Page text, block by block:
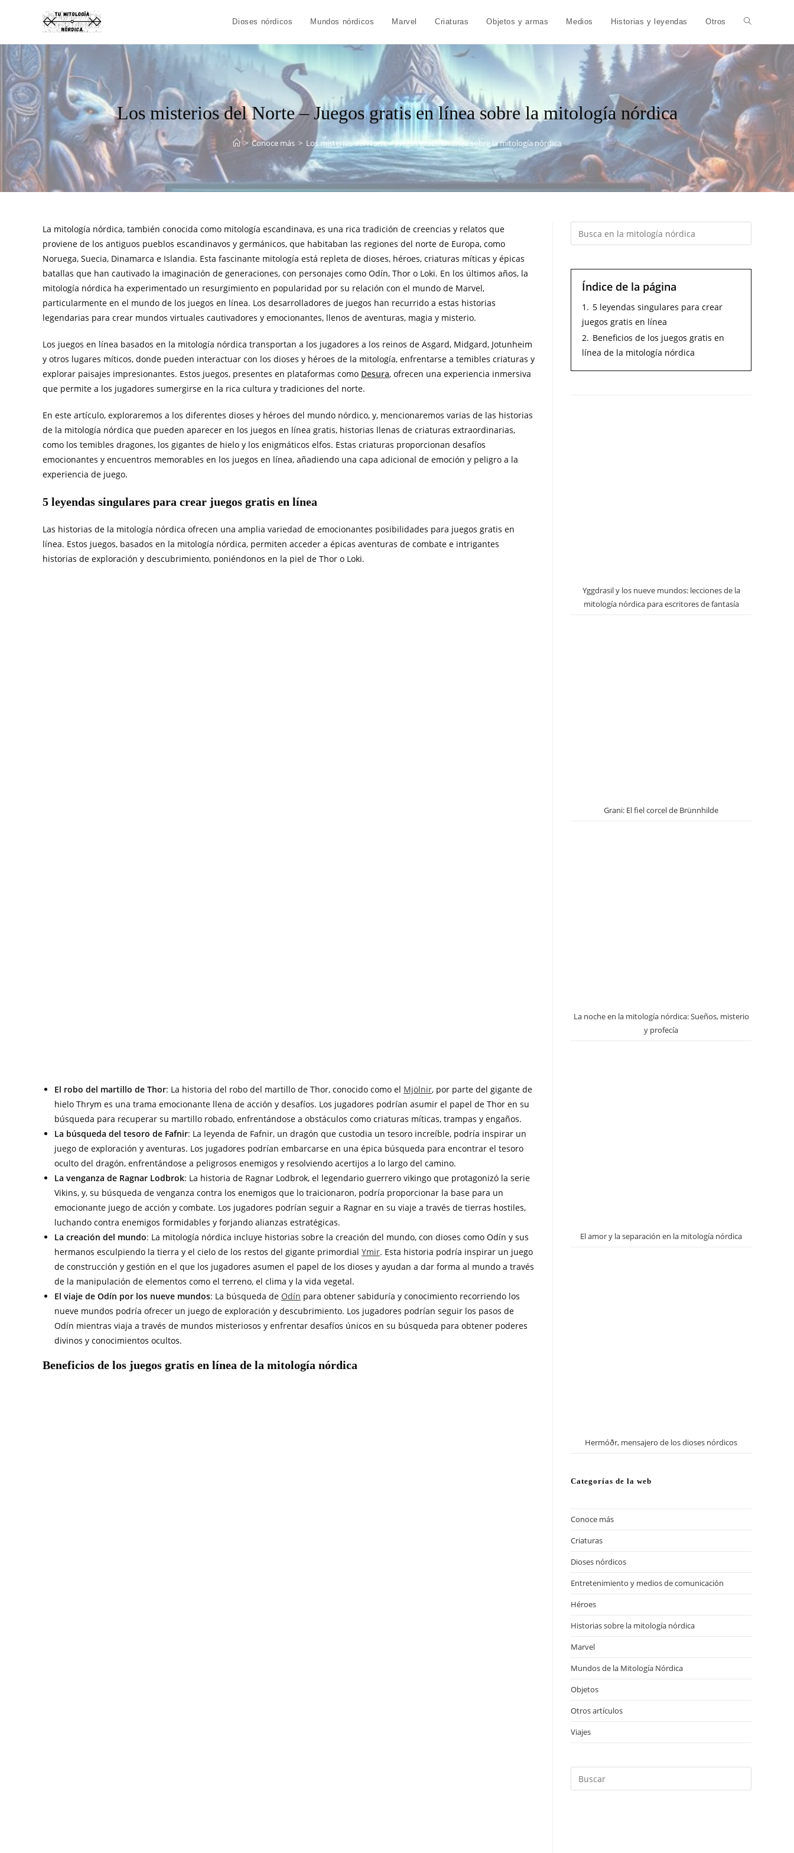
Dioses nórdicos Mundos nórdicos Marvel Criaturas Objetos y armas Medios Historias y leyendas Otros
Los misterios del Norte – Juegos gratis en línea sobre la mitología nórdica
> Conoce más > Los misterios del Norte – Juegos gratis en línea sobre la mitología nórdica
La mitología nórdica, también conocida como mitología escandinava, es una rica tradición de creencias y relatos que
proviene de los antiguos pueblos escandinavos y germánicos, que habitaban las regiones del norte de Europa, como
Noruega, Suecia, Dinamarca e Islandia. Esta fascinante mitología está repleta de dioses, héroes, criaturas míticas y épicas
batallas que han cautivado la imaginación de generaciones, con personajes como Odín, Thor o Loki. En los últimos años, la
mitología nórdica ha experimentado un resurgimiento en popularidad por su relación con el mundo de Marvel,
particularmente en el mundo de los juegos en línea. Los desarrolladores de juegos han recurrido a estas historias
legendarias para crear mundos virtuales cautivadores y emocionantes, llenos de aventuras, magia y misterio.
Los juegos en línea basados en la mitología nórdica transportan a los jugadores a los reinos de Asgard, Midgard, Jotunheim
y otros lugares míticos, donde pueden interactuar con los dioses y héroes de la mitología, enfrentarse a temibles criaturas y
explorar paisajes impresionantes. Estos juegos, presentes en plataformas como Desura, ofrecen una experiencia inmersiva
que permite a los jugadores sumergirse en la rica cultura y tradiciones del norte.
En este artículo, exploraremos a los diferentes dioses y héroes del mundo nórdico, y, mencionaremos varias de las historias
de la mitología nórdica que pueden aparecer en los juegos en línea gratis, historias llenas de criaturas extraordinarias,
como los temibles dragones, los gigantes de hielo y los enigmáticos elfos. Estas criaturas proporcionan desafíos
emocionantes y encuentros memorables en los juegos en línea, añadiendo una capa adicional de emoción y peligro a la
experiencia de juego.
5 leyendas singulares para crear juegos gratis en línea
Las historias de la mitología nórdica ofrecen una amplia variedad de emocionantes posibilidades para juegos gratis en
línea. Estos juegos, basados en la mitología nórdica, permiten acceder a épicas aventuras de combate e intrigantes
historias de exploración y descubrimiento, poniéndonos en la piel de Thor o Loki.
El robo del martillo de Thor: La historia del robo del martillo de Thor, conocido como el Mjölnir, por parte del gigante de
hielo Thrym es una trama emocionante llena de acción y desafíos. Los jugadores podrían asumir el papel de Thor en su
búsqueda para recuperar su martillo robado, enfrentándose a obstáculos como criaturas míticas, trampas y engaños.
La búsqueda del tesoro de Fafnir: La leyenda de Fafnir, un dragón que custodia un tesoro increíble, podría inspirar un
juego de exploración y aventuras. Los jugadores podrían embarcarse en una épica búsqueda para encontrar el tesoro
oculto del dragón, enfrentándose a peligrosos enemigos y resolviendo acertijos a lo largo del camino.
La venganza de Ragnar Lodbrok: La historia de Ragnar Lodbrok, el legendario guerrero vikingo que protagonizó la serie
Vikins, y, su búsqueda de venganza contra los enemigos que lo traicionaron, podría proporcionar la base para un
emocionante juego de acción y combate. Los jugadores podrían seguir a Ragnar en su viaje a través de tierras hostiles,
luchando contra enemigos formidables y forjando alianzas estratégicas.
La creación del mundo: La mitología nórdica incluye historias sobre la creación del mundo, con dioses como Odín y sus
hermanos esculpiendo la tierra y el cielo de los restos del gigante primordial Ymir. Esta historia podría inspirar un juego
de construcción y gestión en el que los jugadores asumen el papel de los dioses y ayudan a dar forma al mundo a través
de la manipulación de elementos como el terreno, el clima y la vida vegetal.
El viaje de Odín por los nueve mundos: La búsqueda de Odín para obtener sabiduría y conocimiento recorriendo los
nueve mundos podría ofrecer un juego de exploración y descubrimiento. Los jugadores podrían seguir los pasos de
Odín mientras viaja a través de mundos misteriosos y enfrentar desafíos únicos en su búsqueda para obtener poderes
divinos y conocimientos ocultos.
Beneficios de los juegos gratis en línea de la mitología nórdica
Índice de la página
1. 5 leyendas singulares para crear
juegos gratis en línea
2. Beneficios de los juegos gratis en
línea de la mitología nórdica
Yggdrasil y los nueve mundos: lecciones de la
mitología nórdica para escritores de fantasía
Grani: El fiel corcel de Brünnhilde
La noche en la mitología nórdica: Sueños, misterio
y profecía
El amor y la separación en la mitología nórdica
Hermóðr, mensajero de los dioses nórdicos
Categorías de la web
Conoce más
Criaturas
Dioses nórdicos
Entretenimiento y medios de comunicación
Héroes
Historias sobre la mitología nórdica
Marvel
Mundos de la Mitología Nórdica
Objetos
Otros artículos
Viajes